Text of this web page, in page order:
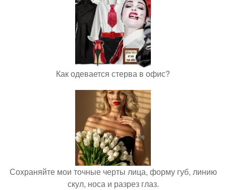
Как одевается стерва в офис?
Сохраняйте мои точные черты лица, форму губ, линию
скул, носа и разрез глаз.